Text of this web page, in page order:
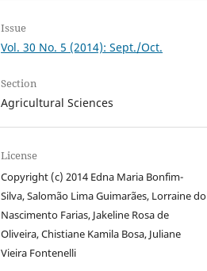
Issue
Vol. 30 No. 5 (2014): Sept./Oct.
Section
Agricultural Sciences
License
Copyright (c) 2014 Edna Maria Bonfim-
Silva, Salomão Lima Guimarães, Lorraine do
Nascimento Farias, Jakeline Rosa de
Oliveira, Chistiane Kamila Bosa, Juliane
Vieira Fontenelli